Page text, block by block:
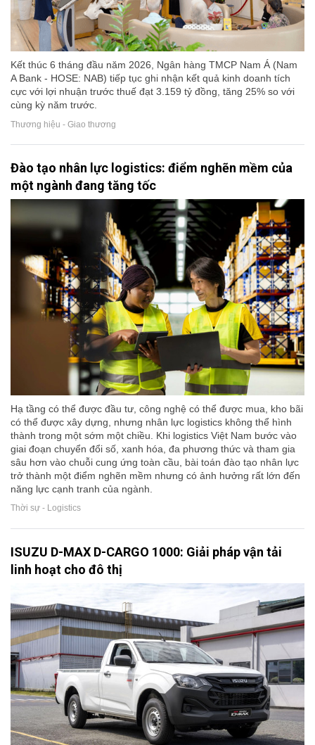
Kết thúc 6 tháng đầu năm 2026, Ngân hàng TMCP Nam Á (Nam
A Bank - HOSE: NAB) tiếp tục ghi nhận kết quả kinh doanh tích
cực với lợi nhuận trước thuế đạt 3.159 tỷ đồng, tăng 25% so với
cùng kỳ năm trước.
Thương hiệu - Giao thương
Đào tạo nhân lực logistics: điểm nghẽn mềm của
một ngành đang tăng tốc
Hạ tầng có thể được đầu tư, công nghệ có thể được mua, kho bãi
có thể được xây dựng, nhưng nhân lực logistics không thể hình
thành trong một sớm một chiều. Khi logistics Việt Nam bước vào
giai đoạn chuyển đổi số, xanh hóa, đa phương thức và tham gia
sâu hơn vào chuỗi cung ứng toàn cầu, bài toán đào tạo nhân lực
trở thành một điểm nghẽn mềm nhưng có ảnh hưởng rất lớn đến
năng lực cạnh tranh của ngành.
Thời sự - Logistics
ISUZU D-MAX D-CARGO 1000: Giải pháp vận tải
linh hoạt cho đô thị